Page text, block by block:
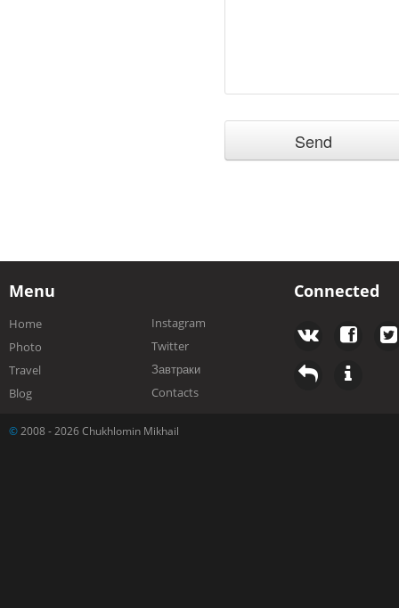
Menu
Home
Photo
Travel
Blog
Instagram
Twitter
Завтраки
Contacts
Connected
© 2008 - 2026 Chukhlomin Mikhail